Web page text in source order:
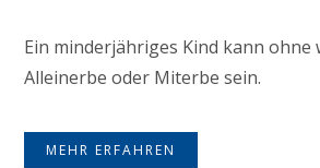
Ein minderjähriges Kind kann ohne
Alleinerbe oder Miterbe sein.
MEHR ERFAHREN